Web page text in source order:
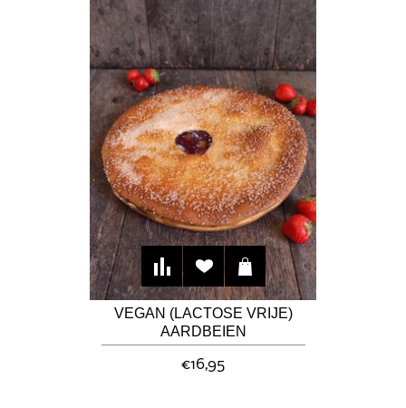
VEGAN (LACTOSE VRIJE)
AARDBEIEN
RABARBERVLAAI (30 CM)
€16,95